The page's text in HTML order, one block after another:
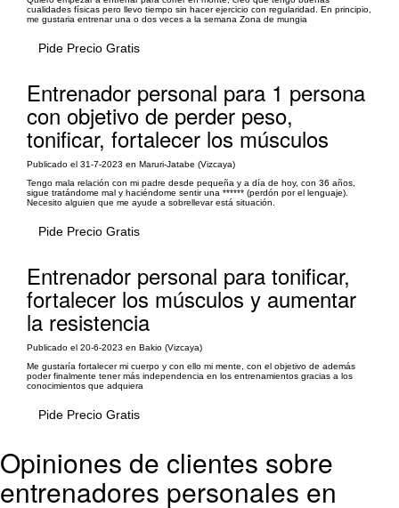
cualidades físicas pero llevo tiempo sin hacer ejercicio con regularidad. En principio,
me gustaria entrenar una o dos veces a la semana Zona de mungia
Pide Precio Gratis
Entrenador personal para 1 persona
con objetivo de perder peso,
tonificar, fortalecer los músculos
Publicado el 31-7-2023 en Maruri-Jatabe (Vizcaya)
Tengo mala relación con mi padre desde pequeña y a día de hoy, con 36 años,
sigue tratándome mal y haciéndome sentir una ****** (perdón por el lenguaje).
Necesito alguien que me ayude a sobrellevar está situación.
Pide Precio Gratis
Entrenador personal para tonificar,
fortalecer los músculos y aumentar
la resistencia
Publicado el 20-6-2023 en Bakio (Vizcaya)
Me gustaría fortalecer mi cuerpo y con ello mi mente, con el objetivo de además
poder finalmente tener más independencia en los entrenamientos gracias a los
conocimientos que adquiera
Pide Precio Gratis
Opiniones de clientes sobre
entrenadores personales en